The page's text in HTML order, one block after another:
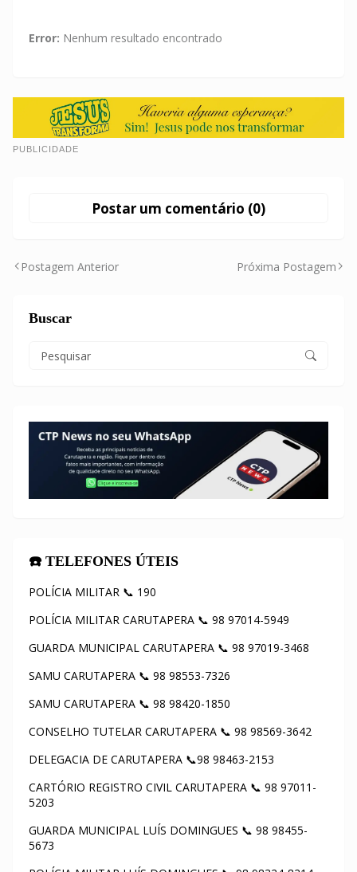
Error: Nenhum resultado encontrado
PUBLICIDADE
Postar um comentário (0)
Postagem Anterior Próxima Postagem
Buscar
☎️ TELEFONES ÚTEIS
POLÍCIA MILITAR 📞 190
POLÍCIA MILITAR CARUTAPERA 📞 98 97014-5949
GUARDA MUNICIPAL CARUTAPERA 📞 98 97019-3468
SAMU CARUTAPERA 📞 98 98553-7326
SAMU CARUTAPERA 📞 98 98420-1850
CONSELHO TUTELAR CARUTAPERA 📞 98 98569-3642
DELEGACIA DE CARUTAPERA 📞98 98463-2153
CARTÓRIO REGISTRO CIVIL CARUTAPERA 📞 98 97011-
5203
GUARDA MUNICIPAL LUÍS DOMINGUES 📞 98 98455-
5673